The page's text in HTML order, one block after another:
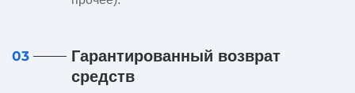
03
Гарантированный возврат
средств